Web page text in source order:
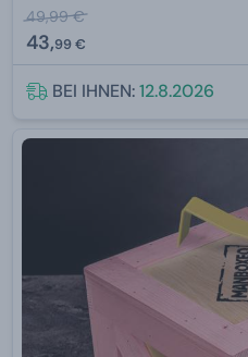
49,99 €
43,99 €
BEI IHNEN:12.8.2026